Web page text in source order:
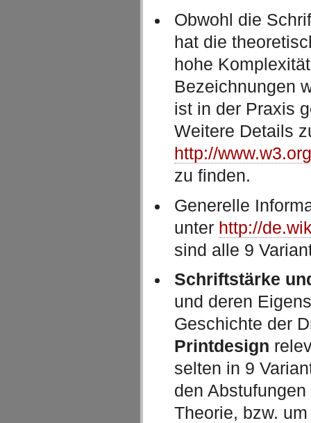
Obwohl die
hat die
hohe
Bezeichnungen
ist in der Praxis
Weitere Details
http://
zu finden.
Generelle
unter http://
sind alle 9
Schriftstärke
und deren
Geschichte der
Printdesign
selten in 9
den
Theorie, bzw.